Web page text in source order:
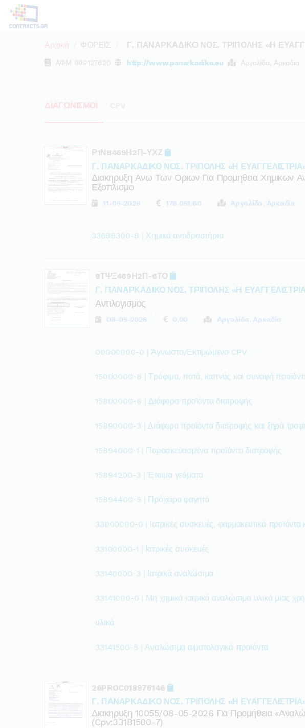
Αρχική ΦΟΡΕΙΣ Γ. ΠΑΝΑΡΚΑΔΙΚΟ ΝΟΣ. ΤΡΙΠΟΛΗΣ «Η
ΑΦΜ 999127620 http://www.panarkadiko.eu Αργολίδα, Αρκαδία
ΔΙΑΓΩΝΙΣΜΟΙ
Ρ1Ν8469Η2Π-ΥΧΖ
Γ. ΠΑΝΑΡΚΑΔΙΚΟ ΝΟΣ. ΤΡΙΠΟΛΗΣ «Η
Διακηρυξη Ανω Των Οριων Για Προμηθεια Χημικων
Εξοπλισμο
11-05-2026 178.051,60 Αργολίδα, Αρκαδία
33696300-8 | Χημικά αντιδραστήρια
9ΤΨΞ469Η2Π-6ΤΟ
Γ. ΠΑΝΑΡΚΑΔΙΚΟ ΝΟΣ. ΤΡΙΠΟΛΗΣ «Η
Αντιλογισμος
08-05-2026 0,00 Αργολίδα, Αρκαδία
00000000-0 | Άγνωστο/Εκτιμώμενο CPV
15000000-8 | Τρόφιμα, ποτά, καπνός και συναφή
15800000-6 | Διάφορα προϊόντα διατροφής
15890000-3 | Διάφορα προϊόντα διατροφής και ξηρά
15894000-1 | Παρασκευασμένα προϊόντα διατροφής
15894200-3 | Έτοιμα γεύματα
15894400-5 | Πρόχειρο φαγητό
33000000-0 | Ιατρικές συσκευές, φαρμακευτικά προϊόντα
33100000-1 | Ιατρικές συσκευές
33140000-3 | Ιατρικά αναλώσιμα
33141000-0 | Μη χημικά ιατρικά αναλώσιμα υλικά μιας
υλικά
33141500-5 | Αναλώσιμα αιματολογικά προϊόντα
26PROC018976146
Γ. ΠΑΝΑΡΚΑΔΙΚΟ ΝΟΣ. ΤΡΙΠΟΛΗΣ «Η
Διακηρυξη 10055/08-05-2026 Για Προμήθεια
(cpv:33181500-7)